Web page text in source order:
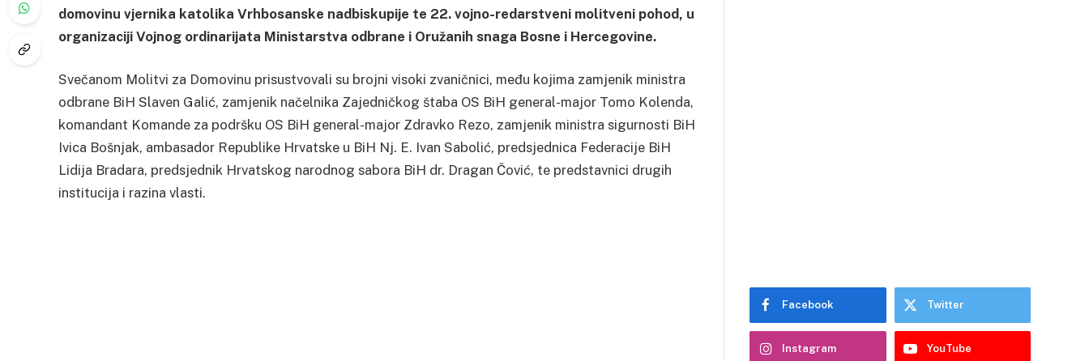
domovinu vjernika katolika Vrhbosanske nadbiskupije te 22. vojno-redarstveni molitveni pohod, u
organizaciji Vojnog ordinarijata Ministarstva odbrane i Oružanih snaga Bosne i Hercegovine.
Svečanom Molitvi za Domovinu prisustvovali su brojni visoki zvaničnici, među kojima zamjenik ministra
odbrane BiH Slaven Galić, zamjenik načelnika Zajedničkog štaba OS BiH general-major Tomo Kolenda,
komandant Komande za podršku OS BiH general-major Zdravko Rezo, zamjenik ministra sigurnosti BiH
Ivica Bošnjak, ambasador Republike Hrvatske u BiH Nj. E. Ivan Sabolić, predsjednica Federacije BiH
Lidija Bradara, predsjednik Hrvatskog narodnog sabora BiH dr. Dragan Čović, te predstavnici drugih
institucija i razina vlasti.
Facebook Twitter
Instagram YouTube